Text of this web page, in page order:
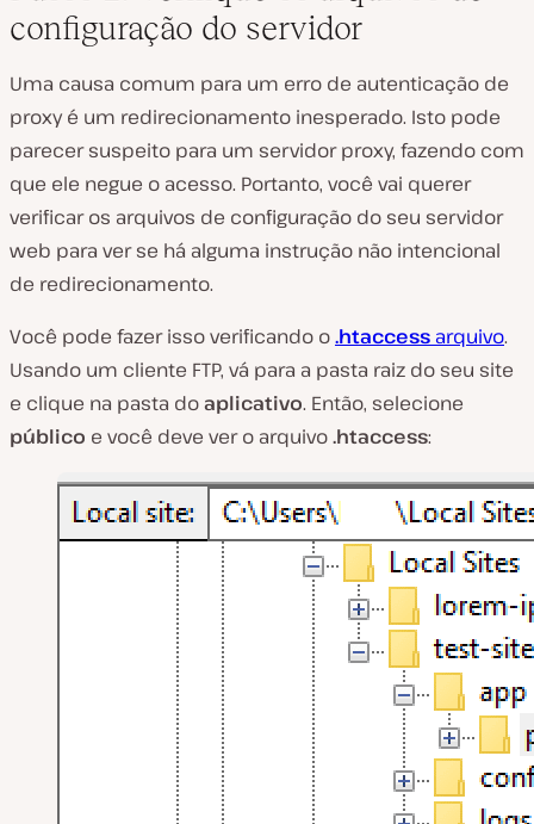
configuração do servidor
Uma causa comum para um erro de autenticação de
proxy é um redirecionamento inesperado. Isto pode
parecer suspeito para um servidor proxy, fazendo com
que ele negue o acesso. Portanto, você vai querer
verificar os arquivos de configuração do seu servidor
web para ver se há alguma instrução não intencional
de redirecionamento.
Você pode fazer isso verificando o.htaccess arquivo.
Usando um cliente FTP, vá para a pasta raiz do seu site
e clique na pasta doaplicativo. Então, selecione
público e você deve ver o arquivo.htaccess: